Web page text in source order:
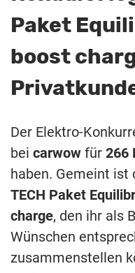
Paket
boost
Der Elektro-
bei carwow für 266
haben. Gemeint ist
TECH Paket
charge, den ihr als
Wünschen
zusammenstellen